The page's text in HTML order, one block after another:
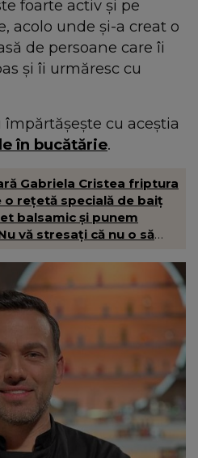
foarte activ și pe
acolo unde și-a creat o
de persoane care îi
și îi urmăresc cu
cu aceștia
în bucătărie.
Gabriela Cristea friptura
o rețetă specială de baiț
balsamic și punem
vă stresați că nu o să